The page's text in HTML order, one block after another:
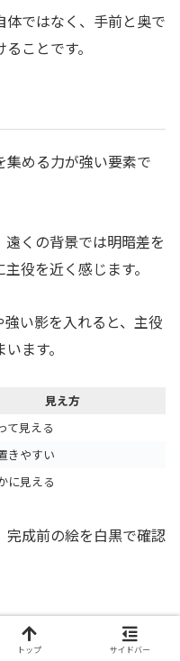
ではなく、手前と奥で
ことです。
集める力が強い要素で
くの背景では明暗差を
役を近く感じます。
い影を入れると、主役
ます。
見え方
て見える
きやすい
に見える
完成前の絵を白黒で確認
トップ サイドバー